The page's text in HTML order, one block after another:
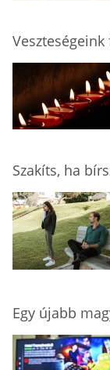
Szakíts, ha
Egy újabb